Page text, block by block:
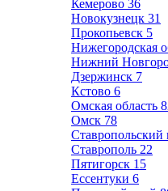
Кемерово 36
Новокузнецк 31
Прокопьевск 5
Нижегородская
Нижний
Дзержинск 7
Кстово 6
Омская область
Омск 78
Ставропольский
Ставрополь 22
Пятигорск 15
Ессентуки 6